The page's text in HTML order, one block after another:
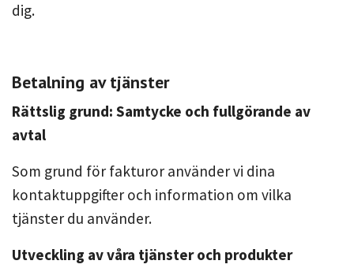
dig.
Betalning av tjänster
Rättslig grund: Samtycke och fullgörande av
avtal
Som grund för fakturor använder vi dina
kontaktuppgifter och information om vilka
tjänster du använder.
Utveckling av våra tjänster och produkter